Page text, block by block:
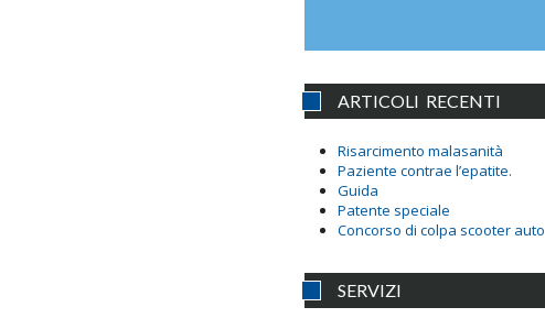
ARTICOLI RECENTI
Risarcimento malasanità
Paziente contrae l’epatite.
Guida
Patente speciale
Concorso di colpa scooter auto
SERVIZI